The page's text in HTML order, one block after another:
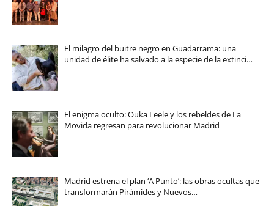
El milagro del buitre negro en Guadarrama: una
unidad de élite ha salvado a la especie de la extinci…
El enigma oculto: Ouka Leele y los rebeldes de La
Movida regresan para revolucionar Madrid
Madrid estrena el plan ‘A Punto’: las obras ocultas que
transformarán Pirámides y Nuevos…